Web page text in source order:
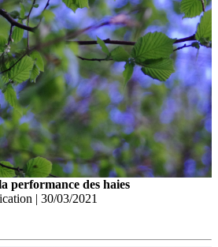
performance des haies
| 30/03/2021